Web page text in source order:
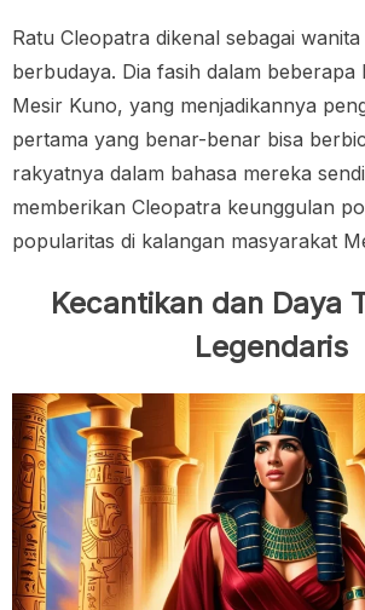
Ratu Cleopatra dikenal sebagai
berbudaya. Dia fasih dalam beberapa
Mesir Kuno, yang menjadikannya
pertama yang benar-benar bisa
rakyatnya dalam bahasa mereka
memberikan Cleopatra keunggulan
popularitas di kalangan masyarakat
Kecantikan dan Daya
Legendaris